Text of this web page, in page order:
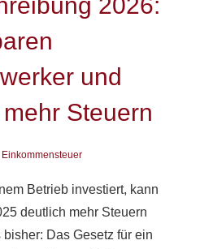
und
Steuern
Einkommensteuer
Betrieb investiert, kann
deutlich mehr Steuern
Das Gesetz für ein